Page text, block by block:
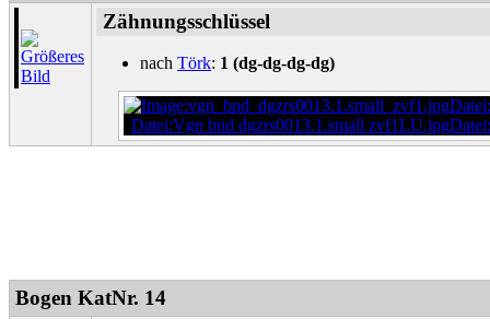
Zähnungsschlüssel
nach Törk: 1 (dg-dg-dg-dg)
Datei:Vgn bnd dgzrs0013.1.small zvf1LU.jpg
Bogen KatNr. 14